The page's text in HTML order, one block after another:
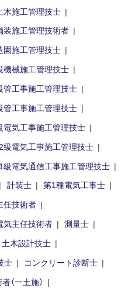
木施工管理技士
装施工管理技術者
園施工管理技士
機械施工管理技士
管工事施工管理技士
管工事施工管理技士
電気工事施工管理技士
2級電気工事施工管理技士
1級電気通信工事施工管理技士
計装士
第1種電気工事士
任技術者
気主任技術者
測量士
土木設計技士
士
コンクリート診断士
（一土施）